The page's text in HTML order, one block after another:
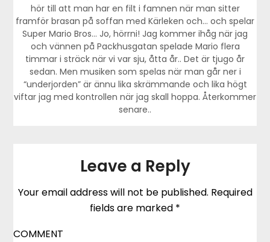
hör till att man har en filt i famnen när man sitter
framför brasan på soffan med Kärleken och… och spelar
Super Mario Bros… Jo, hörrni! Jag kommer ihåg när jag
och vännen på Packhusgatan spelade Mario flera
timmar i sträck när vi var sju, åtta år.. Det är tjugo år
sedan. Men musiken som spelas när man går ner i
“underjorden” är ännu lika skrämmande och lika högt
viftar jag med kontrollen när jag skall hoppa. Återkommer
senare..
Leave a Reply
Your email address will not be published. Required
fields are marked *
COMMENT